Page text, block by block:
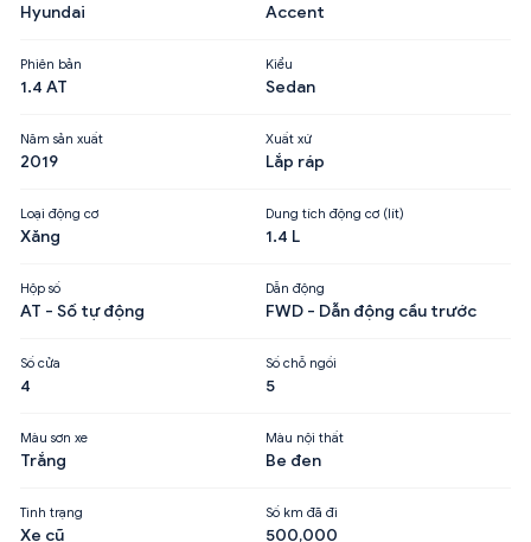
Hyundai Accent
Phiên bản
1.4 AT
Kiểu
Sedan
Năm sản xuất
2019
Xuất xứ
Lắp ráp
Loại động cơ
Xăng
Dung tích động cơ (lít)
1.4 L
Hộp số
AT - Số tự động
Dẫn động
FWD - Dẫn động cầu trước
Số cửa
4
Số chỗ ngồi
5
Màu sơn xe
Trắng
Màu nội thất
Be đen
Tình trạng
Xe cũ
Số km đã đi
500,000